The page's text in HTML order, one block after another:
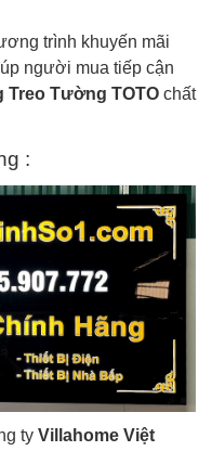
trình khuyến mãi
người mua tiếp cận
Treo Tường TOTO chất
:
ty Villahome Việt